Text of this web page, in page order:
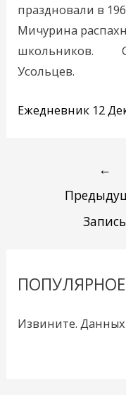
праздновали в
Мичурина
школьников.
Усольцев.
Ежедневник 12
←
Запись
ПОПУЛЯРНОЕ
Извините. Данных